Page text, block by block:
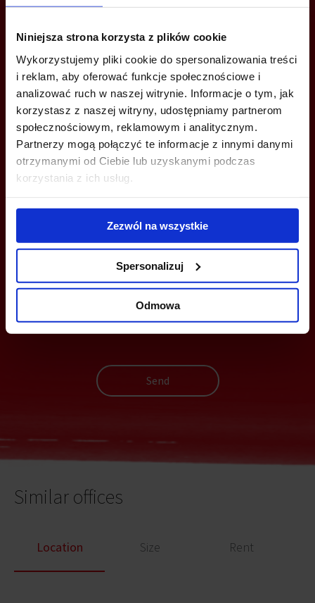
Niniejsza strona korzysta z plików cookie
Wykorzystujemy pliki cookie do spersonalizowania treści
i reklam, aby oferować funkcje społecznościowe i
analizować ruch w naszej witrynie. Informacje o tym, jak
korzystasz z naszej witryny, udostępniamy partnerom
społecznościowym, reklamowym i analitycznym.
Partnerzy mogą połączyć te informacje z innymi danymi
otrzymanymi od Ciebie lub uzyskanymi podczas
korzystania z ich usług.
Zezwól na wszystkie
Spersonalizuj
Odmowa
CALL US AND FIND OUT MORE
+48 22 167 04 00
info@officefinder.pl
YOU CAN LEAVE YOUR PHONE NUMBER AND WE WILL CONTACT
YOU
Send
Similar offices
Location Size Rent